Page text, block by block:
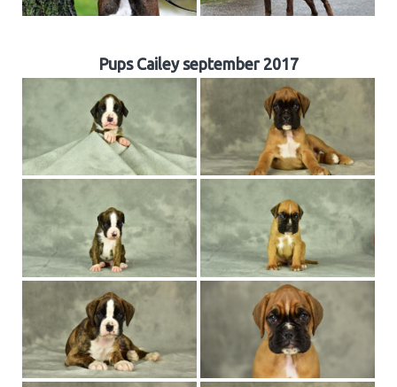
Pups Cailey september 2017